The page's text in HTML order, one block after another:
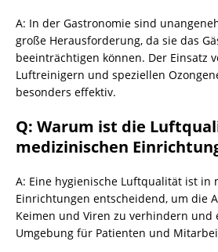
A: In der Gastronomie sind
große Herausforderung, da sie das
beeinträchtigen können. Der Einsatz
Luftreinigern und speziellen
besonders effektiv.
Q: Warum ist die
medizinischen
A: Eine hygienische Luftqualität ist in
Einrichtungen entscheidend, um die
Keimen und Viren zu verhindern und
Umgebung für Patienten und